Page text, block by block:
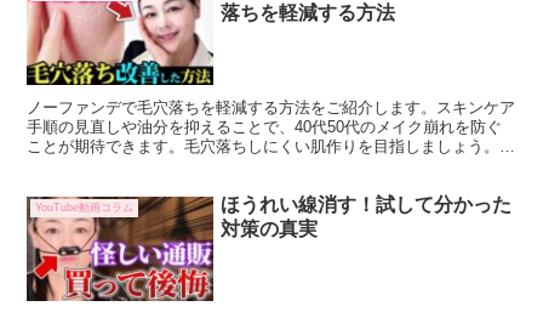
落ちを軽減する方法
ノーファンデで毛穴落ちを軽減する方法をご紹介します。スキンケア
手順の見直しや油分を抑えることで、40代50代のメイク崩れを防ぐ
ことが期待できます。毛穴落ちしにくい肌作りを目指しましょう。
YouTube動画コラム
ほうれい線消す！試して分かった
対策の真実